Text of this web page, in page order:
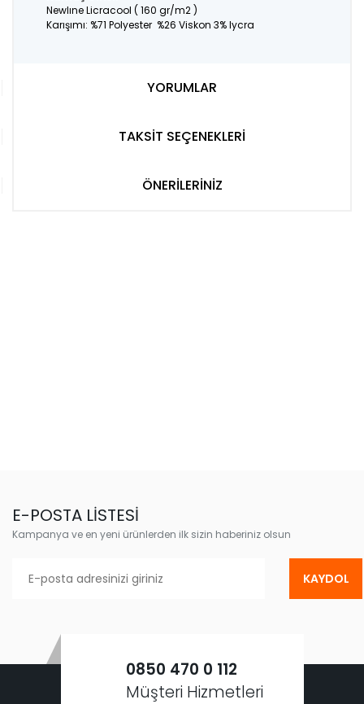
Newlıne Licracool ( 160 gr/m2 )
Karışımı: %71 Polyester %26 Viskon 3% lycra
YORUMLAR
TAKSİT SEÇENEKLERİ
ÖNERİLERİNİZ
E-POSTA LİSTESİ
Kampanya ve en yeni ürünlerden ilk sizin haberiniz olsun
KAYDOL
0850 470 0 112
Müşteri Hizmetleri